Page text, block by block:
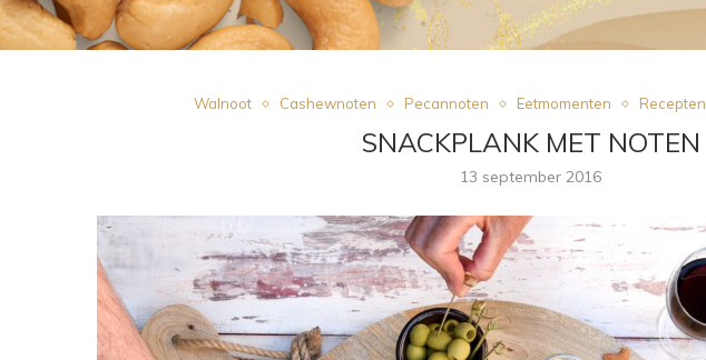
Walnoot Cashewnoten Pecannoten Eetmomenten Recepten
SNACKPLANK MET NOTEN
13 september 2016